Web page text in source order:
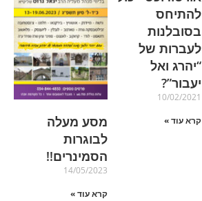
להתיחס
בסובלנות
לעברות של
“יהרג ואל
יעבור”?
10/02/2021
קרא עוד »
מסע מעלה
לבוגרות
הסמינרים!!
14/05/2023
קרא עוד »